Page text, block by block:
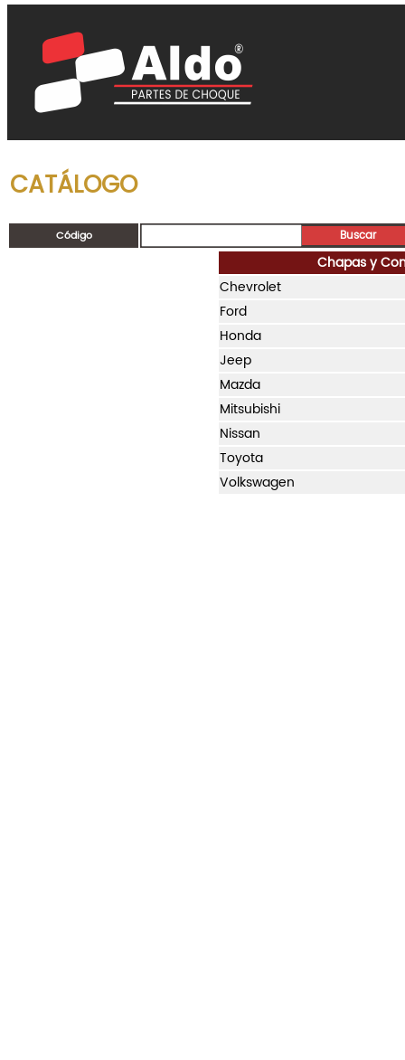
CATÁLOGO
Código
Chapas y
Chevrolet
Ford
Honda
Jeep
Mazda
Mitsubishi
Nissan
Toyota
Volkswagen